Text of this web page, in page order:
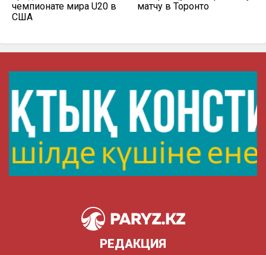
чемпионате мира U20 в
США
матчу в Торонто
РЕДАКЦИЯ